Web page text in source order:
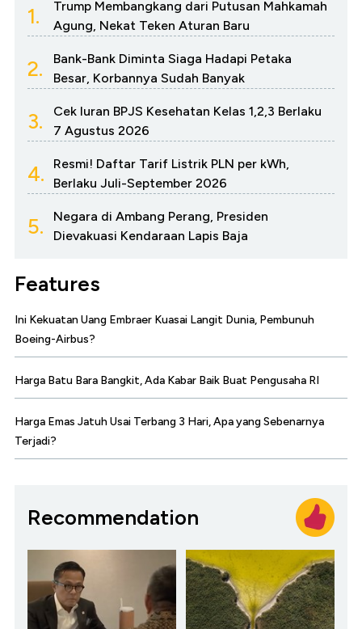
1.
Trump Membangkang dari Putusan Mahkamah
Agung, Nekat Teken Aturan Baru
2.
Bank-Bank Diminta Siaga Hadapi Petaka
Besar, Korbannya Sudah Banyak
3.
Cek Iuran BPJS Kesehatan Kelas 1,2,3 Berlaku
7 Agustus 2026
4.
Resmi! Daftar Tarif Listrik PLN per kWh,
Berlaku Juli-September 2026
5.
Negara di Ambang Perang, Presiden
Dievakuasi Kendaraan Lapis Baja
Features
Ini Kekuatan Uang Embraer Kuasai Langit Dunia, Pembunuh
Boeing-Airbus?
Harga Batu Bara Bangkit, Ada Kabar Baik Buat Pengusaha RI
Harga Emas Jatuh Usai Terbang 3 Hari, Apa yang Sebenarnya
Terjadi?
Recommendation